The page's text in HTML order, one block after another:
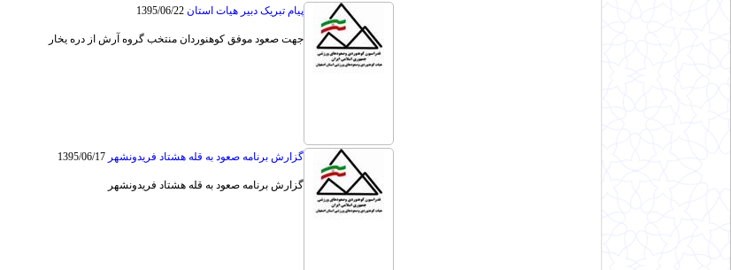
پیام تبریک دبیر هیات استان 1395/06/22
جهت صعود موفق کوهنوردان منتخب گروه آرش از دره یخار
گزارش برنامه صعود به قله هشتاد فریدونشهر 1395/06/17
گزارش برنامه صعود به قله هشتاد فریدونشهر